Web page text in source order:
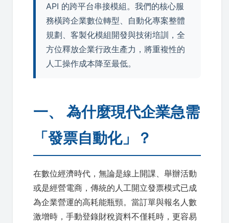
API 的跨平台串接模組。我們的核心服
務橫跨企業數位轉型、自動化專案整體
規劃、客製化模組開發與技術培訓，全
方位釋放企業行政生產力，將重複性的
人工操作成本降至最低。
一、 為什麼現代企業急需
「發票自動化」？
在數位經濟時代，無論是線上開課、舉辦活動
或是經營電商，傳統的人工開立發票模式已成
為企業營運的高耗能瓶頸。當訂單與報名人數
激增時，手動登錄財稅資料不僅耗時，更容易